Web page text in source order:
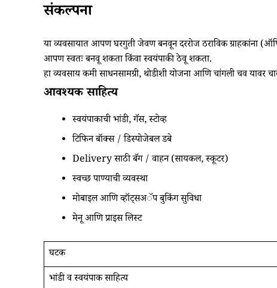
संकल्पना
या व्यवसायात आपण घरगुती जेवण बनवून दररोज ठराविक ग्राहकांना
आपण स्वतः बनवू शकता किंवा स्वयंपाकी ठेवू शकता.
हा व्यवसाय कमी साधनसामग्री, थोडीशी योजना आणि चांगली चव यावर
आवश्यक साहित्य
स्वयंपाकाची भांडी, गॅस, स्टोव्ह
टिफिन बॉक्स / डिस्पोजेबल डबे
Delivery साठी बॅग / वाहन (सायकल, स्कूटर)
स्वच्छ पाण्याची व्यवस्था
मोबाइल आणि व्हॉट्सअॅप बुकिंग सुविधा
मेनू आणि प्राइस लिस्ट
घटक
भांडी व स्वयंपाक साहित्य